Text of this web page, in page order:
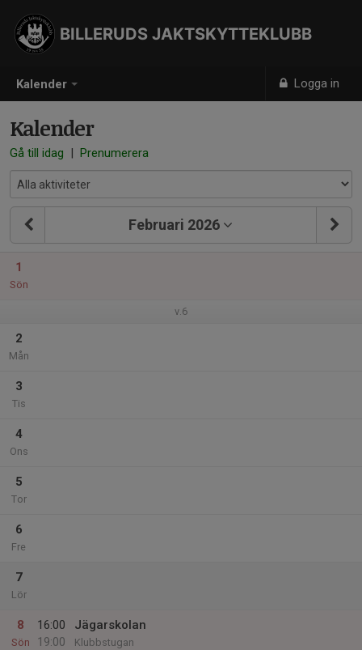
Kalender Logga in
BILLERUDS JAKTSKYTTEKLUBB
Kalender
Gå till idag | Prenumerera
Februari 2026
1
Sön
v.6
2
Mån
3
Tis
4
Ons
5
Tor
6
Fre
7
Lör
8
Sön
16:00
19:00
Jägarskolan
Klubbstugan